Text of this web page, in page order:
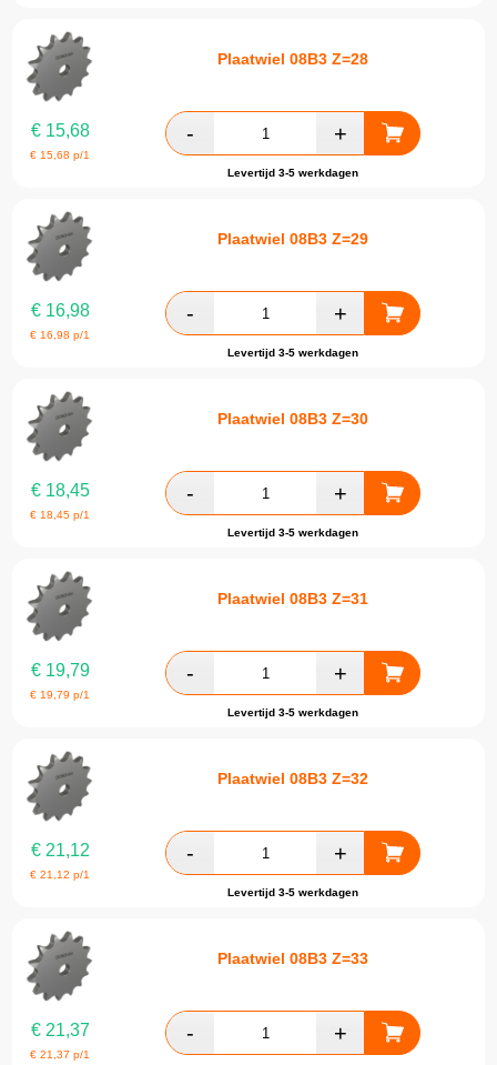
Plaatwiel 08B3 Z=28
€15,68
€ 15,68 p/1
Levertijd 3-5 werkdagen
Plaatwiel 08B3 Z=29
€16,98
€ 16,98 p/1
Levertijd 3-5 werkdagen
Plaatwiel 08B3 Z=30
€18,45
€ 18,45 p/1
Levertijd 3-5 werkdagen
Plaatwiel 08B3 Z=31
€19,79
€ 19,79 p/1
Levertijd 3-5 werkdagen
Plaatwiel 08B3 Z=32
€21,12
€21,12 p/1
Levertijd 3-5 werkdagen
Plaatwiel 08B3 Z=33
€21,37
€21,37 p/1